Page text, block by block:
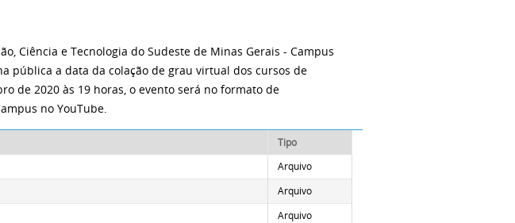
Ciência e Tecnologia do Sudeste de Minas Gerais - Campus
pública a data da colação de grau virtual dos cursos de
de 2020 às 19 horas, o evento será no formato de
no YouTube.
Tipo
Arquivo
Arquivo
Arquivo